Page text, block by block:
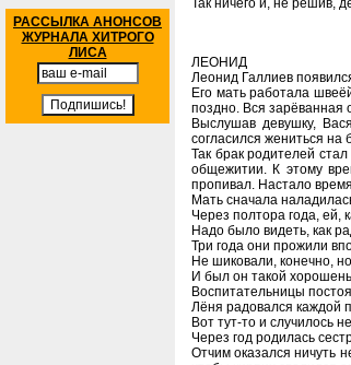
РАССЫЛКА АНОНСОВ
ЖУРНАЛА ХИТРОГО
ЛИСА
Так ничего и, не решив,
ЛЕОНИД
Леонид Галлиев
Его мать работала
поздно. Вся зарёванная
Выслушав девушку,
согласился жениться на
Так брак родителей
общежитии. К этому
пропивал. Настало
Мать сначала
Через полтора года, ей,
Надо было видеть, как
Три года они прожили
Не шиковали, конечно,
И был он такой
Воспитательницы
Лёня радовался каждой
Вот тут-то и случилось
Через год родилась
Отчим оказался ничуть